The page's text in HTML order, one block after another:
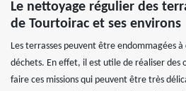
Le nettoyage régulier des
de Tourtoirac et ses environs
Les terrasses peuvent être endommagées à
déchets. En effet, il est utile de réaliser des
faire ces missions qui peuvent être très